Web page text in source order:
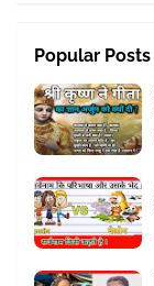
Popular Posts